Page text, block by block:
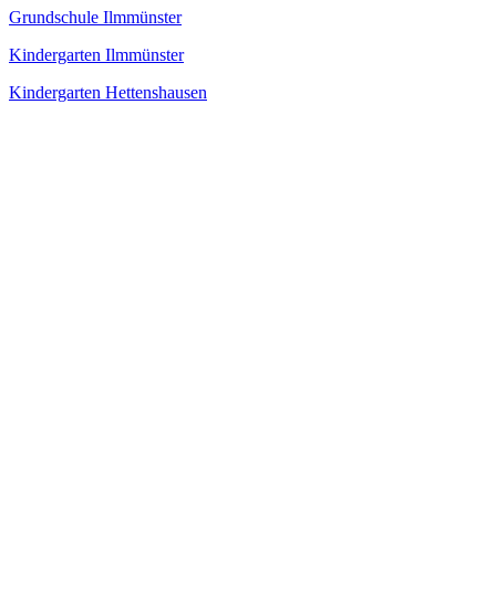
Grundschule Ilmmünster
Kindergarten Ilmmünster
Kindergarten Hettenshausen